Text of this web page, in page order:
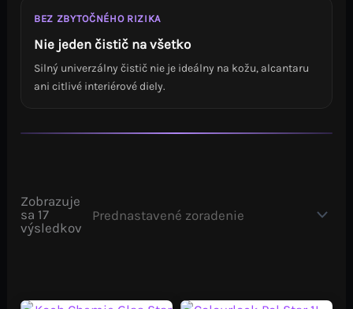
BEZ ZBYTOČNÉHO RIZIKA
Nie jeden čistič na všetko
Silný univerzálny čistič nie je ideálny na kožu, alcantaru
ani citlivé interiérové diely.
Zobrazuje
sa 17
výsledkov